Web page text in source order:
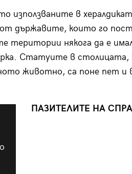
използваните в
държавите, които го
територии някога да е
Статуите в столицата,
животно, са поне пет и
ПАЗИТЕЛИТЕ НА